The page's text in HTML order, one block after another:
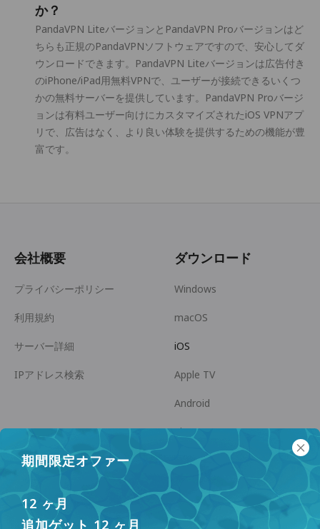
か？
PandaVPN LiteバージョンとPandaVPN Proバージョンはど
ちらも正規のPandaVPNソフトウェアですので、安心してダ
ウンロードできます。PandaVPN Liteバージョンは広告付き
のiPhone/iPad用無料VPNで、ユーザーが接続できるいくつ
かの無料サーバーを提供しています。PandaVPN Proバージ
ョンは有料ユーザー向けにカスタマイズされたiOS VPNアプ
リで、広告はなく、より良い体験を提供するための機能が豊
富です。
期間限定オファー
12 ヶ月
追加ゲット 12 ヶ月
会社概要
プライバシーポリシー
利用規約
サーバー詳細
IPアドレス検索
ダウンロード
Windows
macOS
iOS
Apple TV
Android
Linux
Android TV
ヘルプセンター
panda7x24@gmail.com
協力
アフィリエイトになる